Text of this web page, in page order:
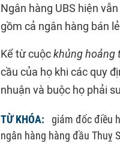
Ngân hàng UBS hiện
gồm cả ngân hàng bán
Kể từ cuộckhủng hoảng
cầu của họ khi các quy
nhuận và buộc họ phải
TỪ KHÓA: giám đốc điều
ngân hàng hàng đầu Thuỵ